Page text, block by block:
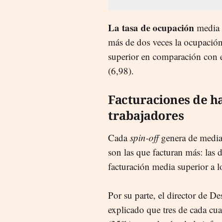
La tasa de ocupación
más de dos veces la
superior en comparación
(6,98).
Facturaciones de
trabajadores
Cadaspin-offgenera de
son las que facturan más: las
facturación media superior a
Por su parte, el director de
explicado que tres de cada